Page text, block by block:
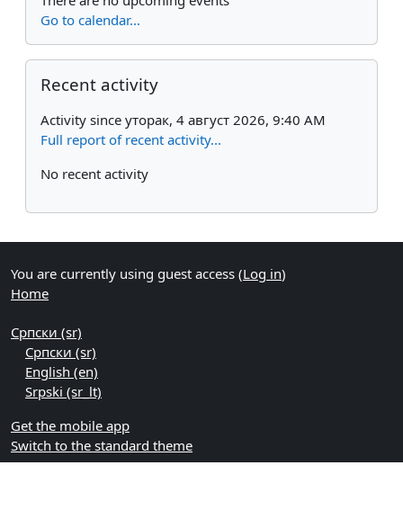
Go to calendar...
Skip Recent activity
Recent activity
Activity since уторак, 4 август 2026, 9:40 AM
Full report of recent activity...
No recent activity
You are currently using guest access (Log in)
Home
Српски ‎(sr)‎
Српски ‎(sr)‎
English ‎(en)‎
Srpski ‎(sr_lt)‎
Get the mobile app
Switch to the standard theme